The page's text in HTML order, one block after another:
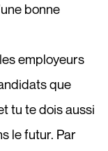
bonne
employeurs
que
tu te dois aussi
le futur. Par